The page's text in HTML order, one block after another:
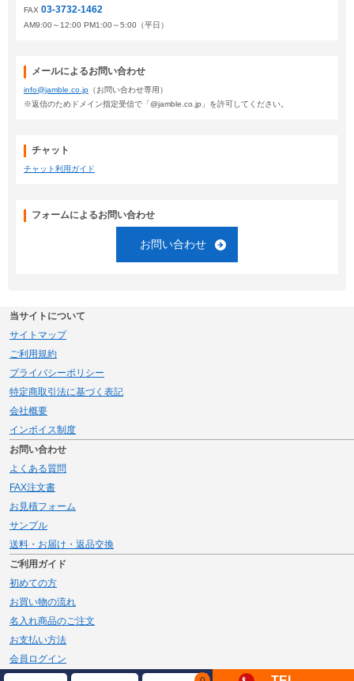
FAX 03-3732-1462
AM9:00～12:00 PM1:00～5:00（平日）
メールによるお問い合わせ
info@jamble.co.jp （お問い合わせ専用）
※返信のためドメイン指定受信で「@jamble.co.jp」を許可してください。
チャット
チャット利用ガイド
フォームによるお問い合わせ
お問い合わせ
当サイトについて
サイトマップ
ご利用規約
プライバシーポリシー
特定商取引法に基づく表記
会社概要
インボイス制度
お問い合わせ
よくある質問
FAX注文書
お見積フォーム
サンプル
送料・お届け・返品交換
ご利用ガイド
初めての方
お買い物の流れ
名入れ商品のご注文
お支払い方法
会員ログイン
メルマガ登録